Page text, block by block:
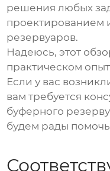
решения любых
проектированием
резервуаров.
Надеюсь, этот
практическом
Если у вас
вам требуется
буферного
будем рады